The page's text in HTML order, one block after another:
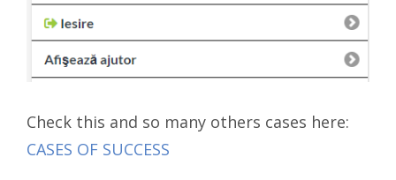
Check this and so many others cases here:
CASES OF SUCCESS